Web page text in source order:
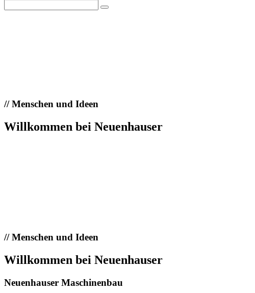
//Menschen und Ideen
Willkommen bei Neuenhauser
//Menschen und Ideen
Willkommen bei Neuenhauser
Neuenhauser Maschinenbau